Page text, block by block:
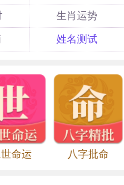
卫国人，孔子弟子，
，拜为上卿。后又多
，他统率大军，筑壁
，改用赵括为将。赵
遭活埋。公元前251
赵悼襄王时，他年事
省开封），后来又离
生肖运势
姓名测试
命运 八字批命